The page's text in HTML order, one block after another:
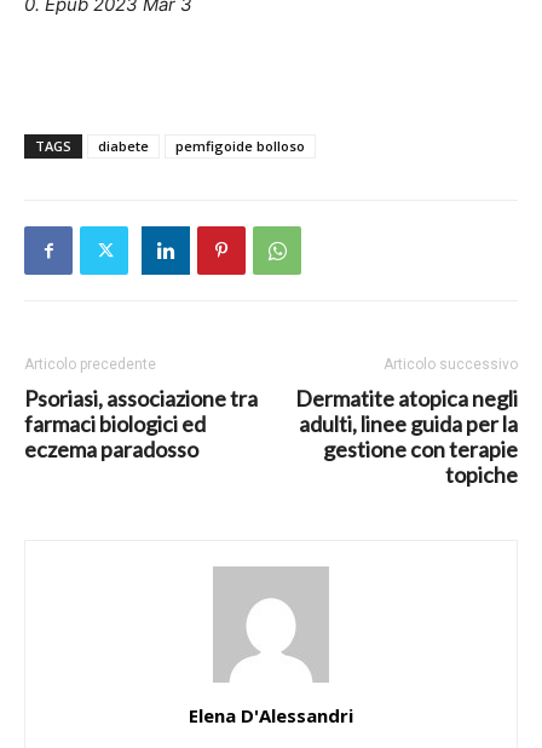
TAGS diabete pemfigoide bolloso
Articolo precedente
Psoriasi, associazione tra
farmaci biologici ed
eczema paradosso
Articolo successivo
Dermatite atopica negli
adulti, linee guida per la
gestione con terapie
topiche
Elena D'Alessandri